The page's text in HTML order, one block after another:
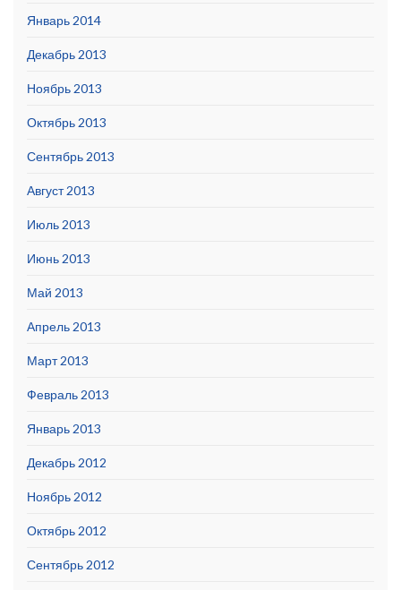
Январь 2014
Декабрь 2013
Ноябрь 2013
Октябрь 2013
Сентябрь 2013
Август 2013
Июль 2013
Июнь 2013
Май 2013
Апрель 2013
Март 2013
Февраль 2013
Январь 2013
Декабрь 2012
Ноябрь 2012
Октябрь 2012
Сентябрь 2012